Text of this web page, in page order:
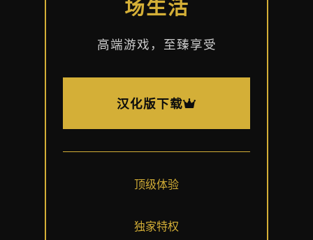
场生活
高端游戏，至臻享受
汉化版下载
顶级体验
独家特权